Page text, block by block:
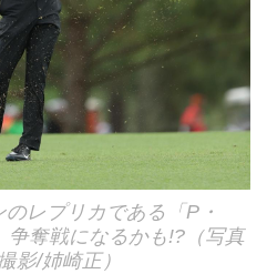
レプリカである「P・
争奪戦になるかも!?（写真
影/姉崎正）